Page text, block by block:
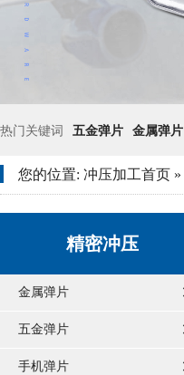
热门关键词 五金弹片 金属弹片
您的位置: 冲压加工首页 »
精密冲压
金属弹片
五金弹片
手机弹片